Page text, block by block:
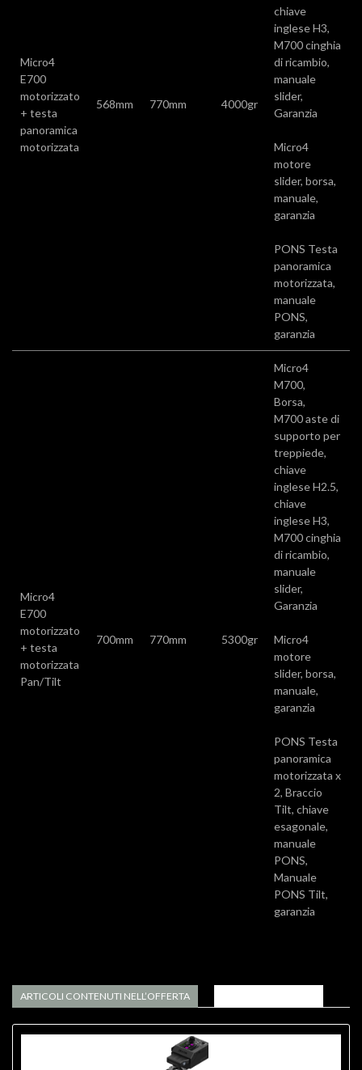
Micro4
E700
motorizzato
+ testa
panoramica
motorizzata
568mm 770mm 4000gr
chiave
inglese H3,
M700 cinghia
di ricambio,
manuale
slider,
Garanzia
Micro4
motore
slider, borsa,
manuale,
garanzia
PONS Testa
panoramica
motorizzata,
manuale
PONS,
garanzia
Micro4
E700
motorizzato
+ testa
motorizzata
Pan/Tilt
700mm 770mm 5300gr
Micro4
M700,
Borsa,
M700 aste di
supporto per
treppiede,
chiave
inglese H2.5,
chiave
inglese H3,
M700 cinghia
di ricambio,
manuale
slider,
Garanzia
Micro4
motore
slider, borsa,
manuale,
garanzia
PONS Testa
panoramica
motorizzata x
2, Braccio
Tilt, chiave
esagonale,
manuale
PONS,
Manuale
PONS Tilt,
garanzia
ARTICOLI CONTENUTI NELL’OFFERTA